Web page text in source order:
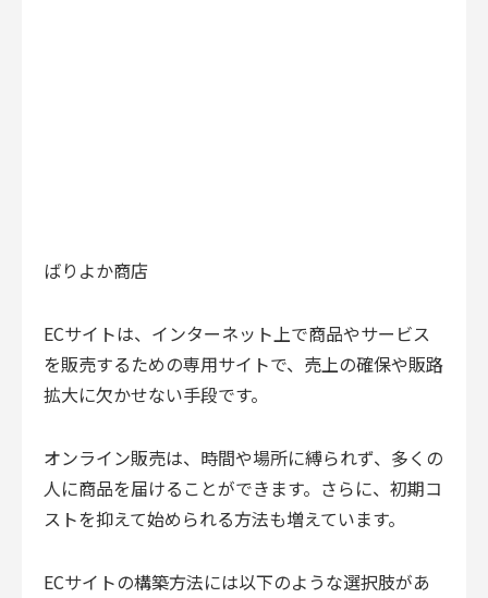
ばりよか商店
ECサイトは、インターネット上で商品やサービス
を販売するための専用サイトで、売上の確保や販路
拡大に欠かせない手段です。
オンライン販売は、時間や場所に縛られず、多くの
人に商品を届けることができます。さらに、初期コ
ストを抑えて始められる方法も増えています。
ECサイトの構築方法には以下のような選択肢があ